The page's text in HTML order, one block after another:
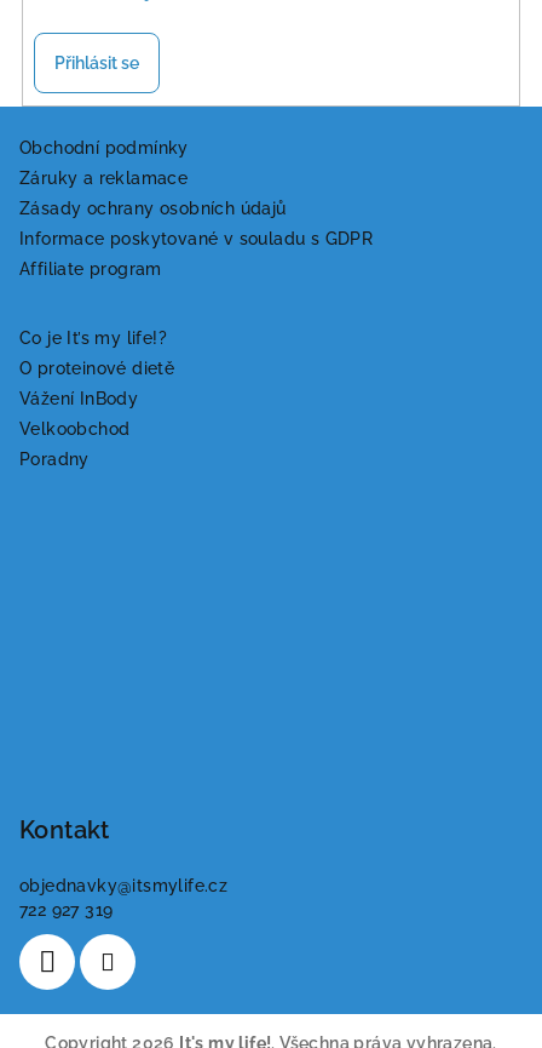
Přihlásit se
Obchodní podmínky
Záruky a reklamace
Zásady ochrany osobních údajů
Informace poskytované v souladu s GDPR
Affiliate program
Co je It’s my life!?
O proteinové dietě
Vážení InBody
Velkoobchod
Poradny
Kontakt
objednavky@itsmylife.cz
722 927 319
Copyright 2026 It's my life!. Všechna práva vyhrazena.